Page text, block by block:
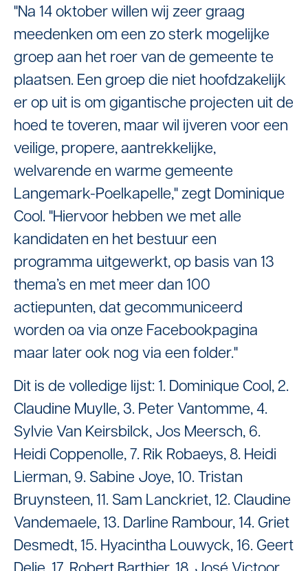
"Na 14 oktober willen wij zeer graag
meedenken om een zo sterk mogelijke
groep aan het roer van de gemeente te
plaatsen. Een groep die niet hoofdzakelijk
er op uit is om gigantische projecten uit de
hoed te toveren, maar wil ijveren voor een
veilige, propere, aantrekkelijke,
welvarende en warme gemeente
Langemark-Poelkapelle," zegt Dominique
Cool. "Hiervoor hebben we met alle
kandidaten en het bestuur een
programma uitgewerkt, op basis van 13
thema’s en met meer dan 100
actiepunten, dat gecommuniceerd
worden oa via onze Facebookpagina
maar later ook nog via een folder."
Dit is de volledige lijst: 1. Dominique Cool, 2.
Claudine Muylle, 3. Peter Vantomme, 4.
Sylvie Van Keirsbilck, Jos Meersch, 6.
Heidi Coppenolle, 7. Rik Robaeys, 8. Heidi
Lierman, 9. Sabine Joye, 10. Tristan
Bruynsteen, 11. Sam Lanckriet, 12. Claudine
Vandemaele, 13. Darline Rambour, 14. Griet
Desmedt, 15. Hyacintha Louwyck, 16. Geert